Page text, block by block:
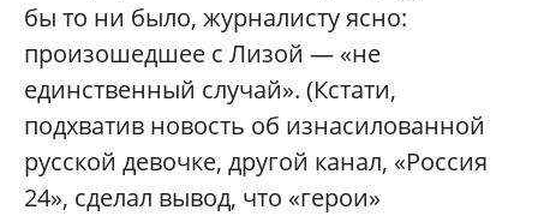
бы то ни было, журналисту ясно:
произошедшее с Лизой — «не
единственный случай». (Кстати,
подхватив новость об изнасилованной
русской девочке, другой канал, «Россия
24», сделал вывод, что «герои»